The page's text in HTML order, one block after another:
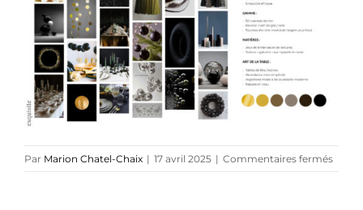
Collaborations
Direction créative
Références
Par Marion Chatel-Chaix | 17 avril 2025 | Commentaires ferméssur